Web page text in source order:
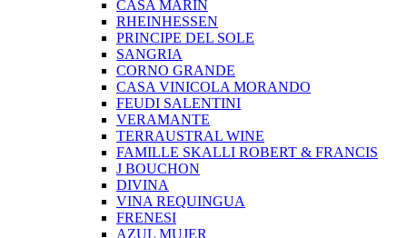
CASA MARIN
RHEINHESSEN
PRINCIPE DEL SOLE
SANGRIA
CORNO GRANDE
CASA VINICOLA MORANDO
FEUDI SALENTINI
VERAMANTE
TERRAUSTRAL WINE
FAMILLE SKALLI ROBERT & FRANCIS
J BOUCHON
DIVINA
VINA REQUINGUA
FRENESI
AZUL MUJER